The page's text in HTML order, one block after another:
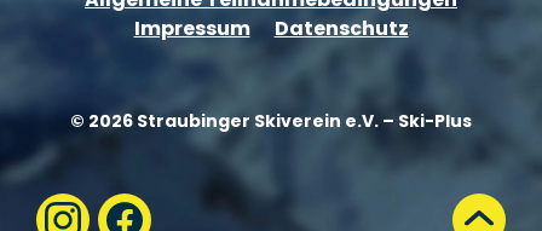
Impressum
Datenschutz
© 2026 Straubinger Skiverein e.V. – Ski-Plus